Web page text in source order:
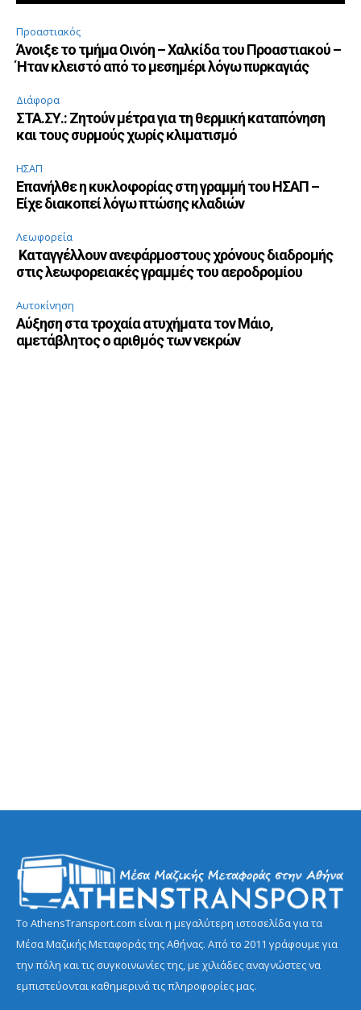
Προαστιακός
Άνοιξε το τμήμα Οινόη – Χαλκίδα του Προαστιακού –
Ήταν κλειστό από το μεσημέρι λόγω πυρκαγιάς
Διάφορα
ΣΤΑ.ΣΥ.: Ζητούν μέτρα για τη θερμική καταπόνηση
και τους συρμούς χωρίς κλιματισμό
ΗΣΑΠ
Επανήλθε η κυκλοφορίας στη γραμμή του ΗΣΑΠ –
Είχε διακοπεί λόγω πτώσης κλαδιών
Λεωφορεία
Καταγγέλλουν ανεφάρμοστους χρόνους διαδρομής
στις λεωφορειακές γραμμές του αεροδρομίου
Αυτοκίνηση
Αύξηση στα τροχαία ατυχήματα τον Μάιο,
αμετάβλητος ο αριθμός των νεκρών
Το AthensTransport.com είναι η μεγαλύτερη ιστοσελίδα για τα
Μέσα Μαζικής Μεταφοράς της Αθήνας. Από το 2011 γράφουμε για
την πόλη και τις συγκοινωνίες της, με χιλιάδες αναγνώστες να
εμπιστεύονται καθημερινά τις πληροφορίες μας.